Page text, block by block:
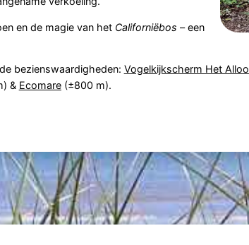
en de magie van het Californiëbos – een
bezienswaardigheden: Vogelkijkscherm Het Alloo
& Ecomare(±800 m).